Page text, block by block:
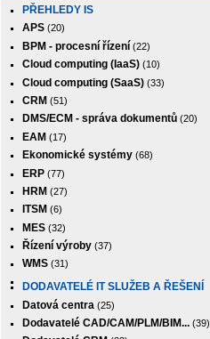
PŘEHLEDY IS
APS (20)
BPM - procesní řízení (22)
Cloud computing (IaaS) (10)
Cloud computing (SaaS) (33)
CRM (51)
DMS/ECM - správa dokumentů (20)
EAM (17)
Ekonomické systémy (68)
ERP (77)
HRM (27)
ITSM (6)
MES (32)
Řízení výroby (37)
WMS (31)
DODAVATELÉ IT SLUŽEB A ŘEŠENÍ
Datová centra (25)
Dodavatelé CAD/CAM/PLM/BIM... (39)